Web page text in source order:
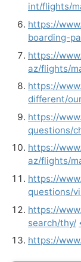
int/flights/
https://
boarding-
https://
az/flights/
https://
different/
https://
questions/
https://
az/flights/
https://
questions/
https://
search/thy/
https://